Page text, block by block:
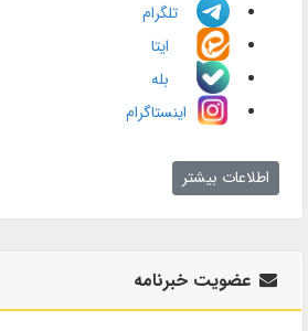
تلگرام
ایتا
بله
اینستاگرام
اطلاعات بیشتر
عضویت خبرنامه